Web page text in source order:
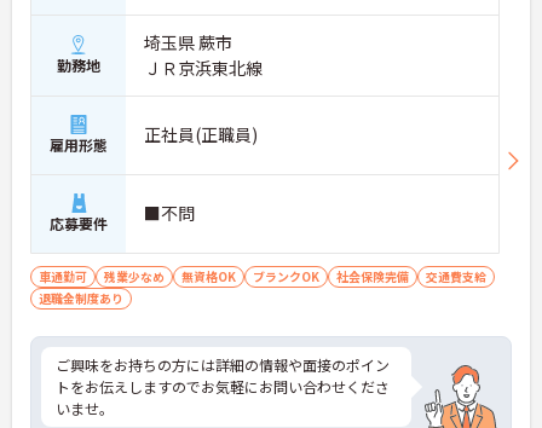
勤務地
埼玉県 蕨市
ＪＲ京浜東北線
雇用形態 正社員(正職員)
応募要件 ■不問
車通勤可 残業少なめ 無資格OK ブランクOK 社会保険完備
交通費支給
退職金制度あり
ご興味をお持ちの方には詳細の情報や面接のポイン
トをお伝えしますのでお気軽にお問い合わせくださ
いませ。